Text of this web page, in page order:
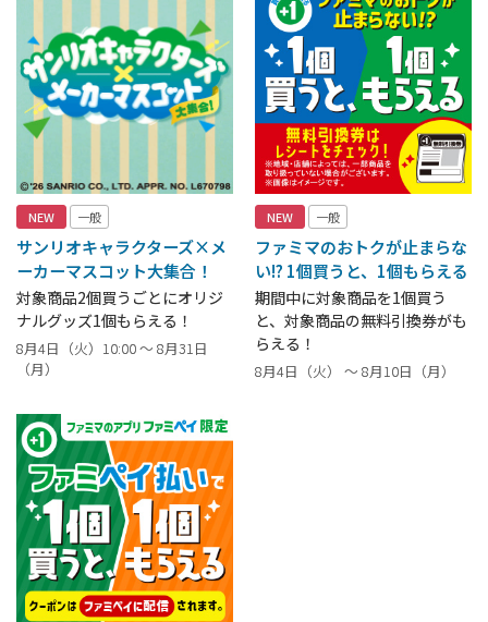
NEW 一般
サンリオキャラクターズ×メ
ーカーマスコット大集合！
対象商品2個買うごとにオリジ
ナルグッズ1個もらえる！
8月4日（火）10:00 ～ 8月31日
（月）
NEW 一般
ファミマのおトクが止まらな
い!? 1個買うと、1個もらえる
期間中に対象商品を1個買う
と、対象商品の無料引換券がも
らえる！
8月4日（火） ～ 8月10日（月）